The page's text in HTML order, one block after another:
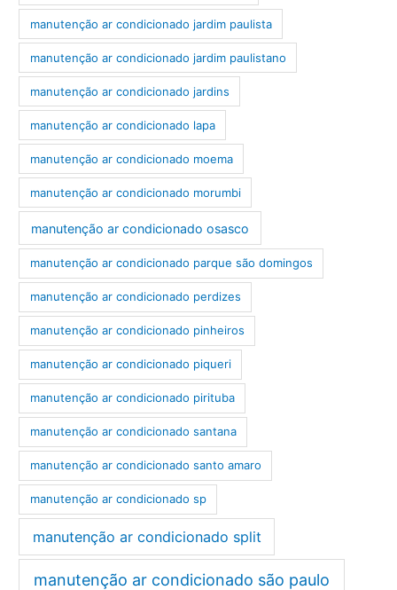
manutenção ar condicionado jardim paulista
manutenção ar condicionado jardim paulistano
manutenção ar condicionado jardins
manutenção ar condicionado lapa
manutenção ar condicionado moema
manutenção ar condicionado morumbi
manutenção ar condicionado osasco
manutenção ar condicionado parque são domingos
manutenção ar condicionado perdizes
manutenção ar condicionado pinheiros
manutenção ar condicionado piqueri
manutenção ar condicionado pirituba
manutenção ar condicionado santana
manutenção ar condicionado santo amaro
manutenção ar condicionado sp
manutenção ar condicionado split
manutenção ar condicionado são paulo